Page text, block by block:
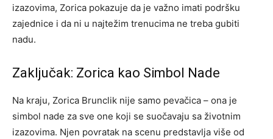
izazovima, Zorica pokazuje da je važno imati podršku
zajednice i da ni u najtežim trenucima ne treba gubiti
nadu.
Zaključak: Zorica kao Simbol Nade
Na kraju, Zorica Brunclik nije samo pevačica – ona je
simbol nade za sve one koji se suočavaju sa životnim
izazovima. Njen povratak na scenu predstavlja više od